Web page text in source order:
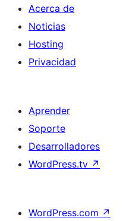
Acerca de
Noticias
Hosting
Privacidad
Aprender
Soporte
Desarrolladores
WordPress.tv ↗
WordPress.com ↗